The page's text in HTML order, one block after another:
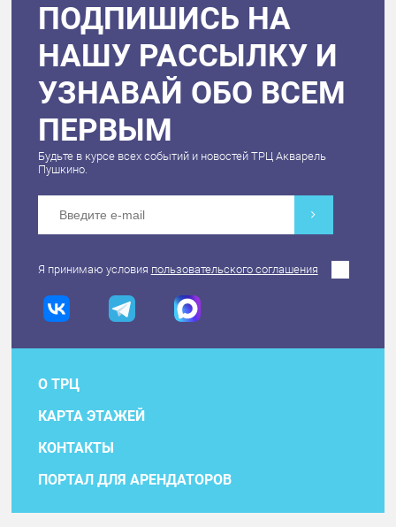
ПОДПИШИСЬ НА
НАШУ РАССЫЛКУ И
УЗНАВАЙ ОБО ВСЕМ
ПЕРВЫМ
Будьте в курсе всех событий и новостей ТРЦ Акварель
Пушкино.
Я принимаю условия пользовательского соглашения
О ТРЦ
КАРТА ЭТАЖЕЙ
КОНТАКТЫ
ПОРТАЛ ДЛЯ АРЕНДАТОРОВ